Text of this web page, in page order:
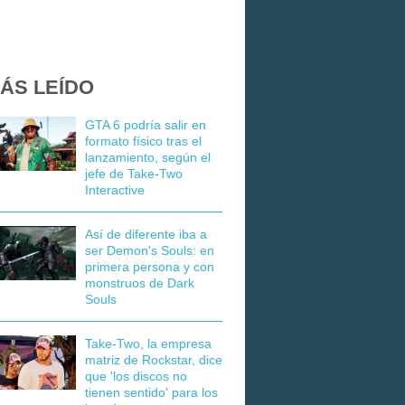
LEÍDO
GTA 6 podría salir en
formato físico tras el
lanzamiento, según el
jefe de Take-Two
Interactive
Así de diferente iba a
ser Demon's Souls: en
primera persona y con
monstruos de Dark
Souls
Take-Two, la empresa
matriz de Rockstar, dice
que 'los discos no
tienen sentido' para los